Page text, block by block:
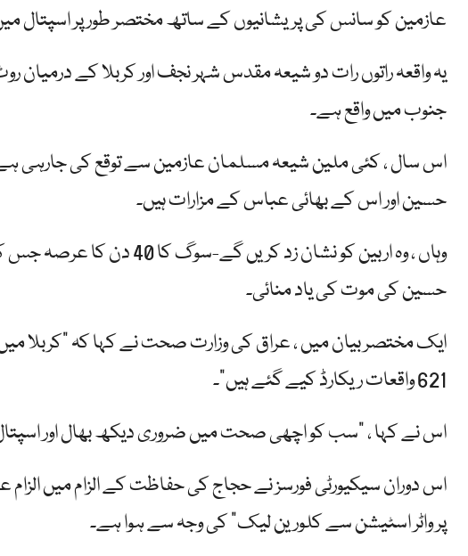
عازمین کو سانس کی پریشانیوں کے ساتھ مختصر طور پر اسپتال
یہ واقعہ راتوں رات دو شیعہ مقدس شہر نجف اور کربلا کے درمیان
جنوب میں واقع ہے۔
اس سال ، کئی ملین شیعہ مسلمان عازمین سے توقع کی جارہی ہے
حسین اور اس کے بھائی عباس کے مزارات ہیں۔
وہاں ، وہ اربین کو نشان زد
حسین کی موت کی یاد منائی۔
ایک مختصر بیان میں ، عراق کی وزارت صحت نے کہا کہ "کربلا
621 واقعات ریکارڈ کیے گئے ہیں”۔
اس نے کہا ، "سب کو اچھی صحت میں ضروری دیکھ بھال اور
اس دوران سیکیورٹی فورسز نے حجاج کی حفاظت کے الزام میں الزام
پر واٹر اسٹیشن سے کلورین لیک” کی وجہ سے ہوا ہے۔